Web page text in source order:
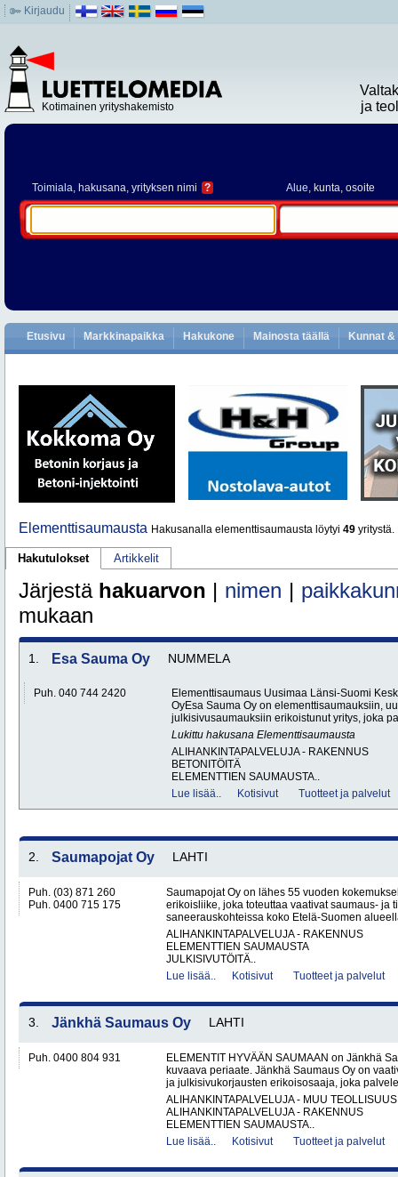
Kirjaudu
Kotimainen yrityshakemisto
ja
Toimiala, hakusana, yrityksen nimi ? Alue, kunta, osoite
Etusivu Markkinapaikka Hakukone Mainosta täällä Kunnat
Elementtisaumausta Hakusanalla elementtisaumausta löytyi 49 yritystä.
Hakutulokset Artikkelit
Järjestä hakuarvon | nimen |
mukaan
1. Esa Sauma Oy NUMMELA
Puh. 040 744 2420
Elementtisaumaus Uusimaa Länsi-Suomi
OyEsa Sauma Oy on elementtisaumauksiin,
julkisivusaumauksiin erikoistunut yritys, joka
Lukittu hakusana Elementtisaumausta
ALIHANKINTAPALVELUJA - RAKENNUS
BETONITÖITÄ
ELEMENTTIEN SAUMAUSTA..
Lue lisää..
Kotisivut Tuotteet ja palvelut
2. Saumapojat Oy LAHTI
Puh. (03) 871 260
Puh. 0400 715 175
Saumapojat Oy on lähes 55 vuoden
erikoisliike, joka toteuttaa vaativat saumaus- ja
saneerauskohteissa koko Etelä-Suomen
ALIHANKINTAPALVELUJA - RAKENNUS
ELEMENTTIEN SAUMAUSTA
JULKISIVUTÖITÄ..
Lue lisää..
Kotisivut Tuotteet ja palvelut
3. Jänkhä Saumaus Oy LAHTI
Puh. 0400 804 931
ELEMENTIT HYVÄÄN SAUMAAN on Jänkhä
kuvaava periaate. Jänkhä Saumaus Oy on
ja julkisivukorjausten erikoisosaaja, joka
ALIHANKINTAPALVELUJA - MUU TEOLLISUUS
ALIHANKINTAPALVELUJA - RAKENNUS
ELEMENTTIEN SAUMAUSTA..
Lue lisää..
Kotisivut Tuotteet ja palvelut